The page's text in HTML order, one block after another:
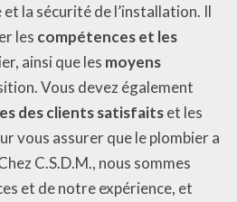
la sécurité de l’installation. Il
les compétences et les
ainsi que les moyens
Vous devez également
des clients satisfaitset les
vous assurer que le plombier a
C.S.D.M., nous sommes
et de notre expérience, et